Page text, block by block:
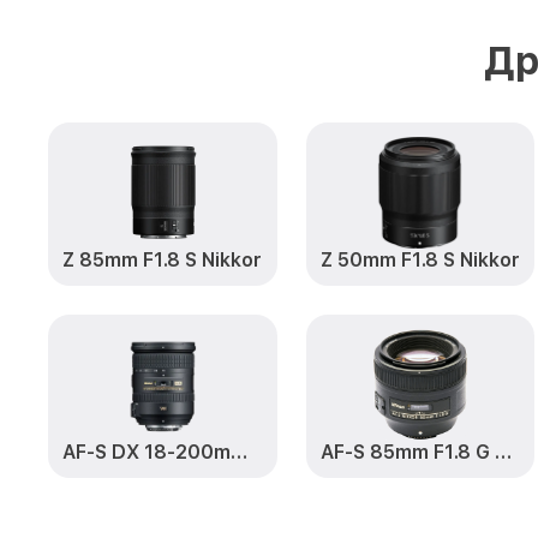
Z 85mm F1.8 S Nikkor Z 50mm F1.8 S Nikkor
AF-S DX 18-200mm F3.5-5.6 G VR II ED Zoom-Nikkor AF-S 85mm F1.8 G Nikkor